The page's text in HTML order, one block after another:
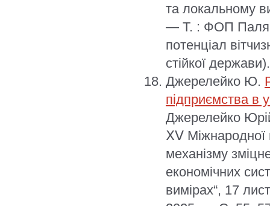
та локальному
— Т. : ФОП
потенціал
стійкої держави).
Джерелейко Ю.
підприємства в
Джерелейко
ⅩⅤ Міжнародної
механізму
економічних
вимірах“, 17